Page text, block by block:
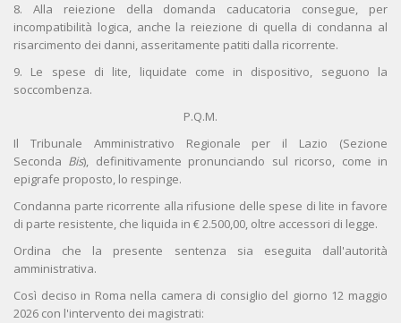
8. Alla reiezione della domanda caducatoria consegue, per
incompatibilità logica, anche la reiezione di quella di condanna al
risarcimento dei danni, asseritamente patiti dalla ricorrente.
9. Le spese di lite, liquidate come in dispositivo, seguono la
soccombenza.
P.Q.M.
Il Tribunale Amministrativo Regionale per il Lazio (Sezione
Seconda Bis), definitivamente pronunciando sul ricorso, come in
epigrafe proposto, lo respinge.
Condanna parte ricorrente alla rifusione delle spese di lite in favore
di parte resistente, che liquida in € 2.500,00, oltre accessori di legge.
Ordina che la presente sentenza sia eseguita dall'autorità
amministrativa.
Così deciso in Roma nella camera di consiglio del giorno 12 maggio
2026 con l'intervento dei magistrati: